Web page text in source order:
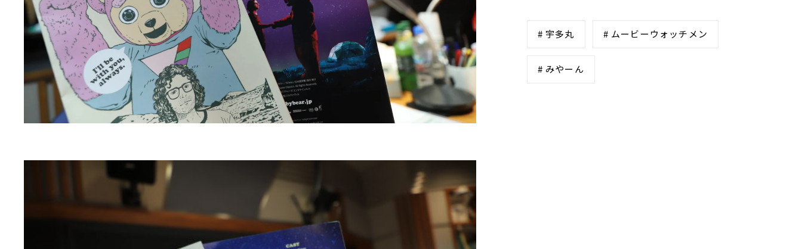
# 宇多丸 # ムービーウォッチメン
# みやーん